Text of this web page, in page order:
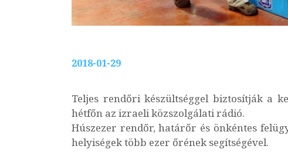
2018-01-29
Teljes rendőri készültséggel biztosítják a
hétfőn az izraeli közszolgálati rádió.
Húszezer rendőr, határőr és önkéntes
helyiségek több ezer őrének segítségével.